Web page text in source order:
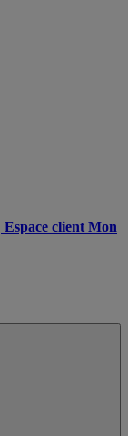
Espace client Mon